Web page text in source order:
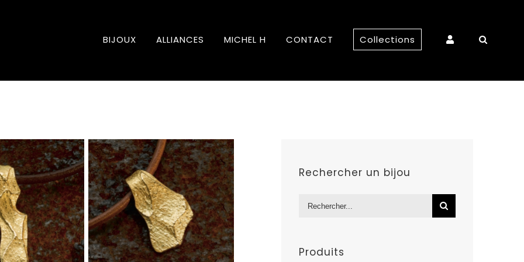
BIJOUX ALLIANCES MICHEL H CONTACT Collections
Rechercher un bijou
Rechercher:
Produits